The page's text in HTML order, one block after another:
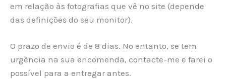
em relação às fotografias que vê no site (depende
das definições do seu monitor).
O prazo de envio é de 8 dias. No entanto, se tem
urgência na sua encomenda, contacte-me e farei o
possível para a entregar antes.